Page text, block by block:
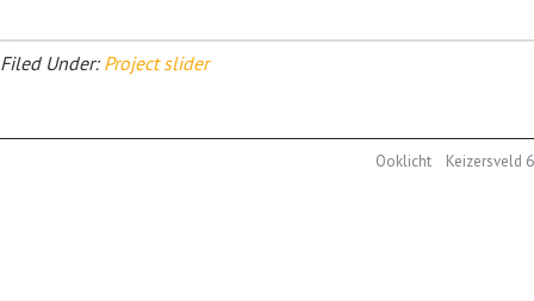
Filed Under: Project slider
Ooklicht Keizersveld